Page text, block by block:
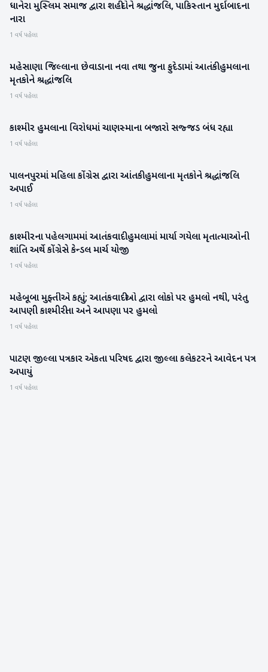
બનાસકાંઠા
ધાનેરા મુસ્લિમ સમાજ દ્વારા શહીદોને શ્રદ્ધાંજલિ, પાકિસ્તાન મુર્દાબાદના
નારા
1 વર્ષ પહેલા
મહેસાણા
મહેસાણા જિલ્લાના છેવાડાના નવા તથા જુના ફુદેડામાં આતંકી હુમલાના
મૃતકોને શ્રદ્ધાંજલિ
1 વર્ષ પહેલા
પાટણ
કાશ્મીર હુમલાના વિરોધમાં ચાણસ્માના બજારો સજ્જડ બંધ રહ્યા
1 વર્ષ પહેલા
બનાસકાંઠા
પાલનપુરમાં મહિલા કોંગ્રેસ દ્વારા આંતકી હુમલાના મૃતકોને શ્રદ્ધાંજલિ
અપાઈ
1 વર્ષ પહેલા
પાટણ
કાશ્મીરના પહેલગામમાં આતંકવાદી હુમલામાં માર્યા ગયેલા મૃતાત્માઓની
શાંતિ અર્થે કોંગ્રેસે કેન્ડલ માર્ચ યોજી
1 વર્ષ પહેલા
રાષ્ટ્રીય
મહેબૂબા મુફ્તીએ કહ્યું; આતંકવાદીઓ દ્વારા લોકો પર હુમલો નથી, પરંતુ
આપણી કાશ્મીરીતા અને આપણા પર હુમલો
1 વર્ષ પહેલા
પાટણ
પાટણ જીલ્લા પત્રકાર એકતા પરિષદ દ્વારા જીલ્લા કલેકટરને આવેદન પત્ર
અપાયું
1 વર્ષ પહેલા